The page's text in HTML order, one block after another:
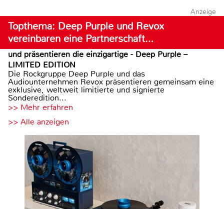
Anzeige
Topthema: Deep Purple und Revox
vereinbaren eine Partnerschaft…
und präsentieren die einzigartige - Deep Purple –
LIMITED EDITION
Die Rockgruppe Deep Purple und das
Audiounternehmen Revox präsentieren gemeinsam eine
exklusive, weltweit limitierte und signierte
Sonderedition...
>> Mehr erfahren
>> Alle anzeigen